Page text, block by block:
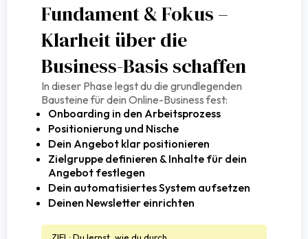
Fundament & Fokus –
Klarheit über die
Business-Basis schaffen
In dieser Phase legst du die grundlegenden
Bausteine für dein Online-Business fest:
Onboarding in den Arbeitsprozess
Positionierung und Nische
Dein Angebot klar positionieren
Zielgruppe definieren & Inhalte für dein
Angebot festlegen
Dein automatisiertes System aufsetzen
Deinen Newsletter einrichten